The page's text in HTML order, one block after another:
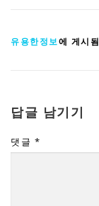
유용한정보에 게시됨
답글 남기기
댓글 *